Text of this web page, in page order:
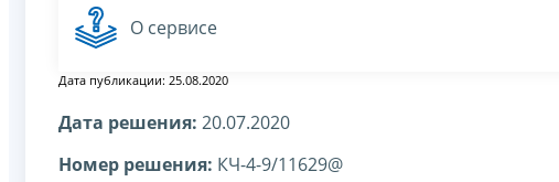
О сервисе
Дата публикации: 25.08.2020
Дата решения: 20.07.2020
Номер решения: КЧ-4-9/11629@